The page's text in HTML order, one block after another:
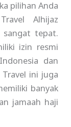
pilihan Anda
Alhijaz
sangat tepat.
izin resmi
dan
ini juga
banyak
jamaah haji